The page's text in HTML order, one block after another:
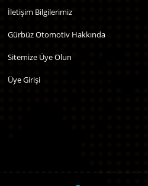
İletişim Bilgilerimiz
Gürbüz Otomotiv Hakkında
Sitemize Üye Olun
Üye Girişi